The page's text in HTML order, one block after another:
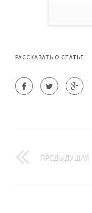
РАССКАЗАТЬ О СТАТЬЕ
ПРЕДЫДУЩАЯ